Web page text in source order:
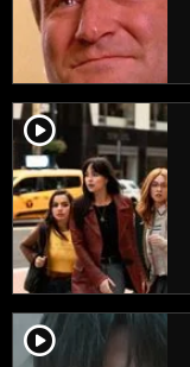
player2
player2